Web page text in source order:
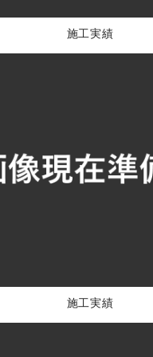
施工実績
施工実績